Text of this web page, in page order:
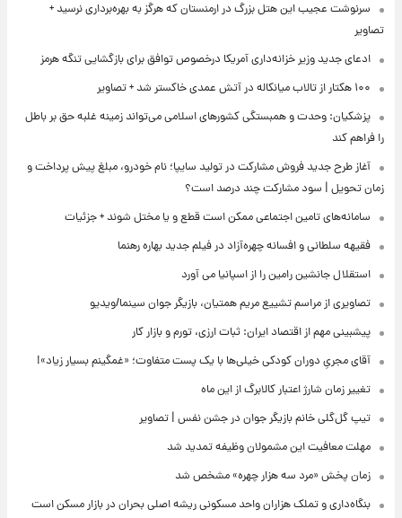
سرنوشت عجیب این هتل بزرگ در ارمنستان که هرگز به بهره‌برداری نرسید +
تصاویر
ادعای جدید وزیر خزانه‌داری آمریکا درخصوص توافق برای بازگشایی تنگه هرمز
۱۰۰ هکتار از تالاب میانکاله در آتش عمدی خاکستر شد + تصاویر
پزشکیان: وحدت و همبستگی کشورهای اسلامی می‌تواند زمینه غلبه حق بر باطل
را فراهم کند
آغاز طرح جدید فروش مشارکت در تولید سایپا؛ نام خودرو، مبلغ پیش پرداخت و
زمان تحویل | سود مشارکت چند درصد است؟
سامانه‌های تامین اجتماعی ممکن است قطع و یا مختل شوند + جزئیات
فقیهه سلطانی و افسانه چهره‌آزاد در فیلم جدید بهاره رهنما
استقلال جانشین رامین را از اسپانیا می آورد
تصاویری از مراسم تشییع مریم همتیان، بازیگر جوان سینما/ویدیو
پیشبینی مهم از اقتصاد ایران: ثبات ارزی، تورم و بازار کار
آقای مجریِ دوران کودکی خیلی‌ها با یک پست متفاوت؛ «غمگینم بسیار زیاد»!
تغییر زمان شارژ اعتبار کالابرگ از این ماه
تیپ گل‌گلی خانم بازیگر جوان در جشن نفس | تصاویر
مهلت معافیت این مشمولان وظیفه تمدید شد
زمان پخش «مرد سه هزار چهره» مشخص شد
بنگاه‌داری و تملک هزاران واحد مسکونی ریشه اصلی بحران در بازار مسکن است